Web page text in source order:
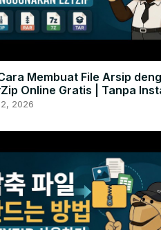
Membuat File Arsip
Online Gratis | Tanpa
Lunak
2026